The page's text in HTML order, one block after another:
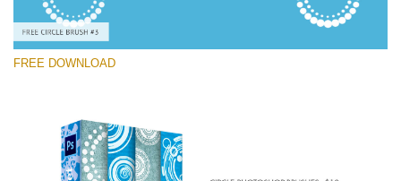
Si prega di Selezionare
Free Ps Brush #3
FREE DOWNLOAD